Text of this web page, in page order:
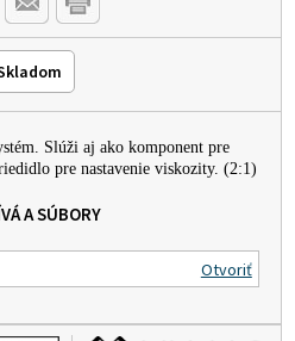
Slúži aj ako komponent pre
pre nastavenie viskozity. (2:1)
A SÚBORY
Otvoriť